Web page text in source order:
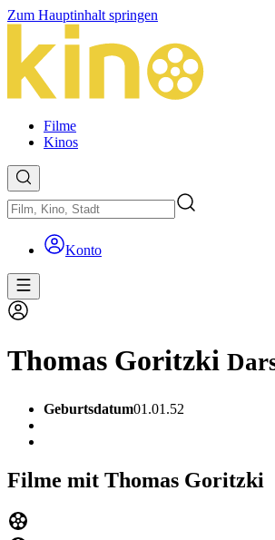
Zum Hauptinhalt springen
Filme
Kinos
Konto
Thomas Goritzki
Geburtsdatum01.01.52
Filme mit Thomas Goritzki